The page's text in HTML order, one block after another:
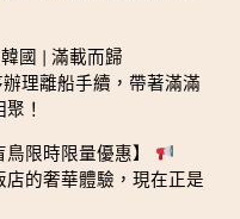
國 | 滿載而歸
理離船手續，帶著滿滿
！
限時限量優惠】
的奢華體驗，現在正是